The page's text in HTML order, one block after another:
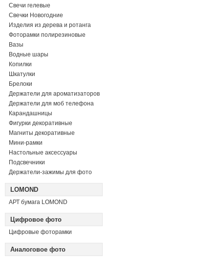
Свечи гелевые
Свечки Новогодние
Изделия из дерева и ротанга
Фоторамки полирезиновые
Вазы
Водные шары
Копилки
Шкатулки
Брелоки
Держатели для ароматизаторов
Держатели для моб телефона
Карандашницы
Фигурки декоративные
Магниты декоративные
Мини-рамки
Настольные аксессуары
Подсвечники
Держатели-зажимы для фото
LOMOND
АРТ бумага LOMOND
Цифровое фото
Цифровые фоторамки
Аналоговое фото